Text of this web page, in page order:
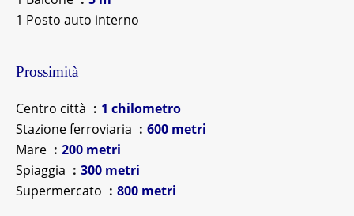
1 Posto auto interno
Prossimità
Centro città
1 chilometro
Stazione ferroviaria
600 metri
Mare
200 metri
Spiaggia
300 metri
Supermercato
800 metri